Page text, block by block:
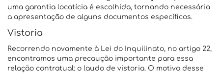
uma garantia locatícia é escolhida, tornando necessária
a apresentação de alguns documentos específicos.
Vistoria
Recorrendo novamente à Lei do Inquilinato, no artigo 22,
encontramos uma precaução importante para essa
relação contratual: o laudo de vistoria. O motivo desse